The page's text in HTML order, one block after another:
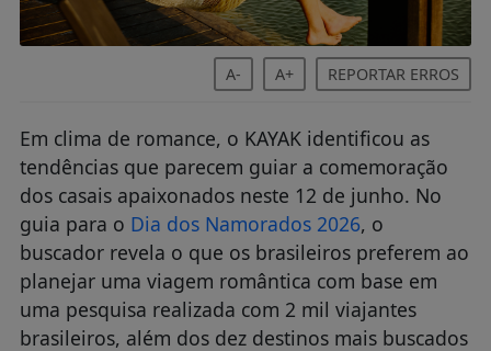
A- A+ REPORTAR ERROS
Em clima de romance, o KAYAK identificou as
tendências que parecem guiar a comemoração
dos casais apaixonados neste 12 de junho. No
guia para o Dia dos Namorados 2026, o
buscador revela o que os brasileiros preferem ao
planejar uma viagem romântica com base em
uma pesquisa realizada com 2 mil viajantes
brasileiros, além dos dez destinos mais buscados